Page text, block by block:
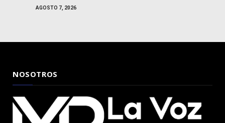
AGOSTO 7, 2026
NOSOTROS